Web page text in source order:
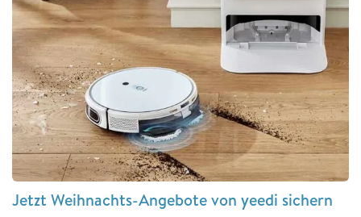
Jetzt Weihnachts-Angebote von yeedi sichern